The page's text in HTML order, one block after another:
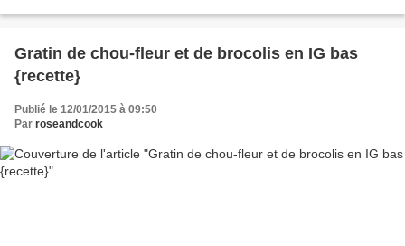
Gratin de chou-fleur et de brocolis en IG bas
{recette}
Publié le 12/01/2015 à 09:50
Par roseandcook